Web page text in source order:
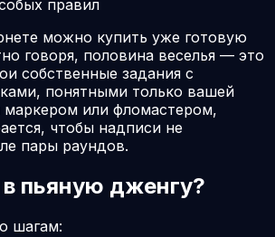
правил
можно купить уже готовую
говоря, половина веселья — это
собственные задания с
понятными только вашей
или фломастером,
чтобы надписи не
пары раундов.
в пьяную дженгу?
шагам: